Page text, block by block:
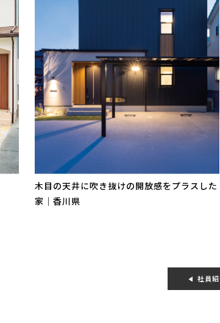
木目の天井に吹き抜けの開放感をプラスした
家｜香川県
社員